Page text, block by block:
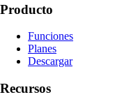
Producto
Funciones
Planes
Descargar
Recursos